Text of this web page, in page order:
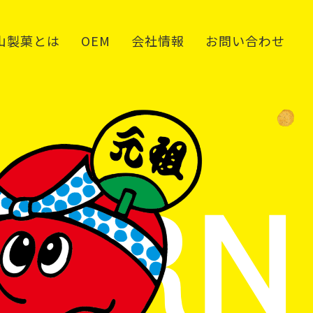
製菓とは OEM 会社情報 お問い合わせ